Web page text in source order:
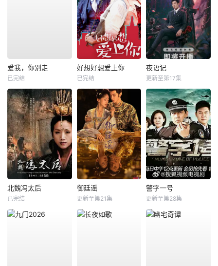
爱我，你别走
已完结
好想好想爱上你
已完结
夜语记
更新至第17集
北魏冯太后
已完结
御廷谣
更新至第21集
警字一号
更新至第28集